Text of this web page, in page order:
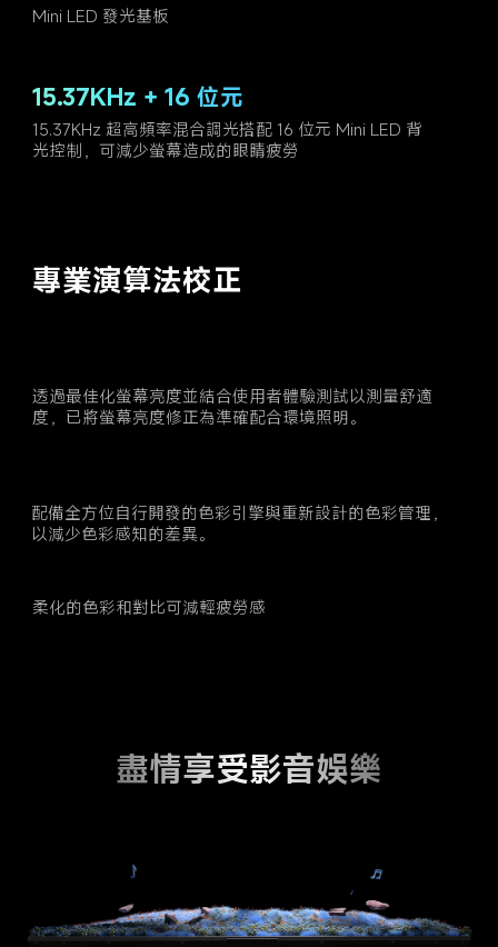
Mini LED 發光基板
15.37KHz + 16 位元
15.37KHz 超高頻率混合調光搭配 16 位元 Mini LED 背
光控制，可減少螢幕造成的眼睛疲勞
專業演算法校正
透過最佳化螢幕亮度並結合使用者體驗測試以測量舒適
度，已將螢幕亮度修正為準確配合環境照明。
配備全方位自行開發的色彩引擎與重新設計的色彩管理，
以減少色彩感知的差異。
柔化的色彩和對比可減輕疲勞感
盡情享受影音娛樂